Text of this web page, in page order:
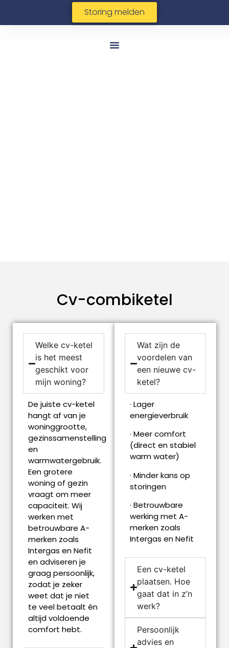
Storing melden
Cv-combiketel
Welke cv-ketel
is het meest
geschikt voor
mijn woning?
De juiste cv-ketel
hangt af van je
woninggrootte,
gezinssamenstelling
en
warmwatergebruik.
Een grotere
woning of gezin
vraagt om meer
capaciteit. Wij
werken met
betrouwbare A-
merken zoals
Intergas en Nefit
en adviseren je
graag persoonlijk,
zodat je zeker
weet dat je niet
te veel betaalt én
altijd voldoende
comfort hebt.
Wat zijn de
voordelen van
een nieuwe cv-
ketel?
· Lager
energieverbruik
· Meer comfort
(direct en stabiel
warm water)
· Minder kans op
storingen
· Betrouwbare
werking met A-
merken zoals
Intergas en Nefit
Een cv-ketel
plaatsen. Hoe
gaat dat in z’n
werk?
Persoonlijk
advies en